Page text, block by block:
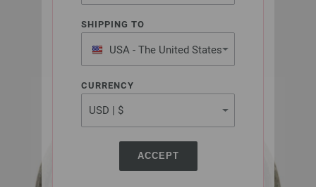
SHIPPING TO
USA - The United States
of America
CURRENCY
ACCEPT